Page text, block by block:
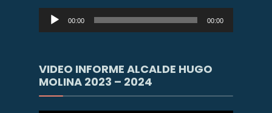
Reproductor
de
00:00 00:00
VIDEO INFORME ALCALDE HUGO
MOLINA 2023 – 2024